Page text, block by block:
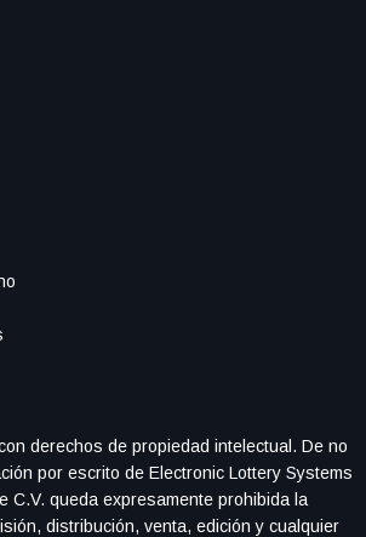
derechos de propiedad intelectual. De no
por escrito de Electronic Lottery Systems
C.V. queda expresamente prohibida la
distribución, venta, edición y cualquier